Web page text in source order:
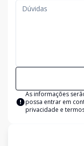
As informações
possa entrar em
privacidade e